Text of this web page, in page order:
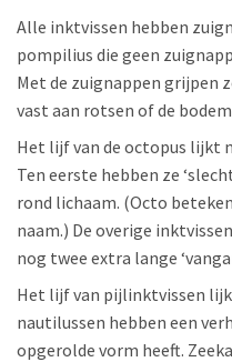
Alle inktvissen hebben
pompilius die geen
Met de zuignappen grijpen
vast aan rotsen of de
Het lijf van de octopus lijkt
Ten eerste hebben ze
rond lichaam. (Octo
naam.) De overige
nog twee extra lange
Het lijf van pijlinktvissen
nautilussen hebben een
opgerolde vorm heeft.